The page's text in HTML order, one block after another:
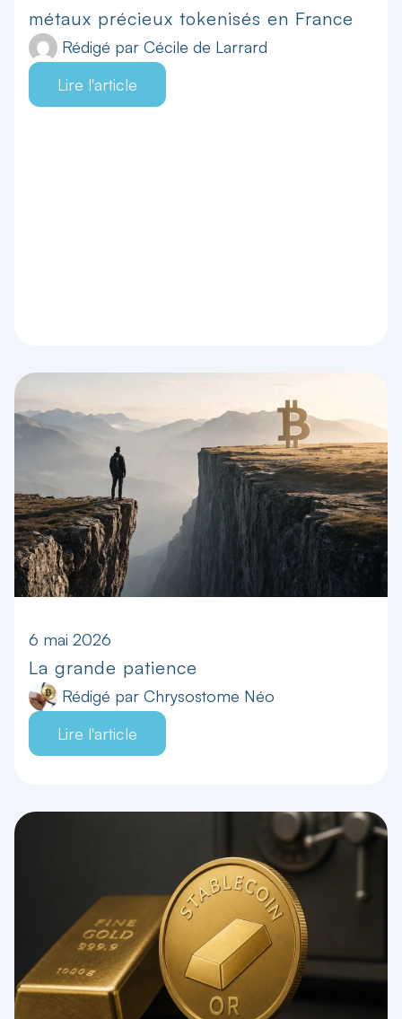
métaux précieux tokenisés en France
Rédigé par Cécile de Larrard
Lire l'article
6 mai 2026
La grande patience
Rédigé par Chrysostome Néo
Lire l'article